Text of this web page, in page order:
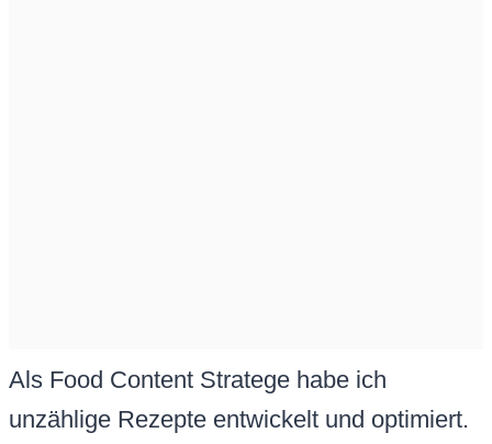
Als Food Content Stratege habe ich
unzählige Rezepte entwickelt und optimiert.